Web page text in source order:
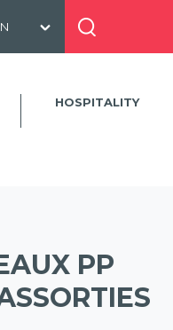
HOSPITALITY
PP